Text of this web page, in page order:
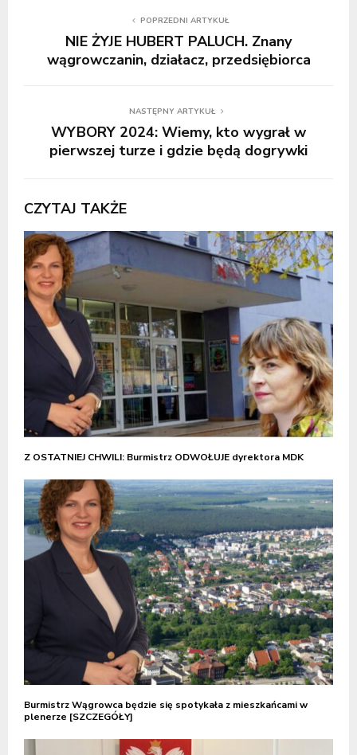
POPRZEDNI ARTYKUŁ
NIE ŻYJE HUBERT PALUCH. Znany
wągrowczanin, działacz, przedsiębiorca
NASTĘPNY ARTYKUŁ
WYBORY 2024: Wiemy, kto wygrał w
pierwszej turze i gdzie będą dogrywki
CZYTAJ TAKŻE
Z OSTATNIEJ CHWILI: Burmistrz ODWOŁUJE dyrektora MDK
Burmistrz Wągrowca będzie się spotykała z mieszkańcami w
plenerze [SZCZEGÓŁY]